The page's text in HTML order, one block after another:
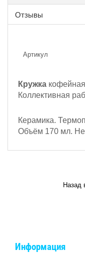
Отзывы
Артикул
Кружка
Коллективная
Керамика.
Объём 170 мл.
Назад
Информация